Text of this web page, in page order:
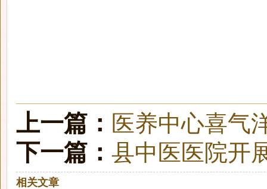
上一篇： 医养中心喜气
下一篇： 县中医医院开
相关文章